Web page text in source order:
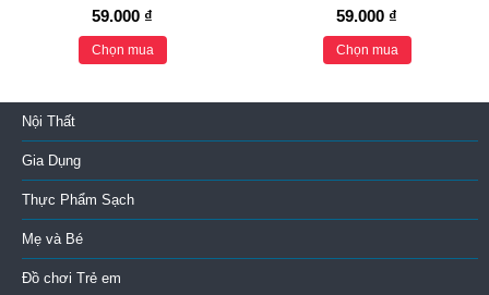
59.000 ₫
Chọn mua
59.000 ₫
Chọn mua
Nội Thất
Gia Dụng
Thực Phẩm Sạch
Mẹ và Bé
Đồ chơi Trẻ em